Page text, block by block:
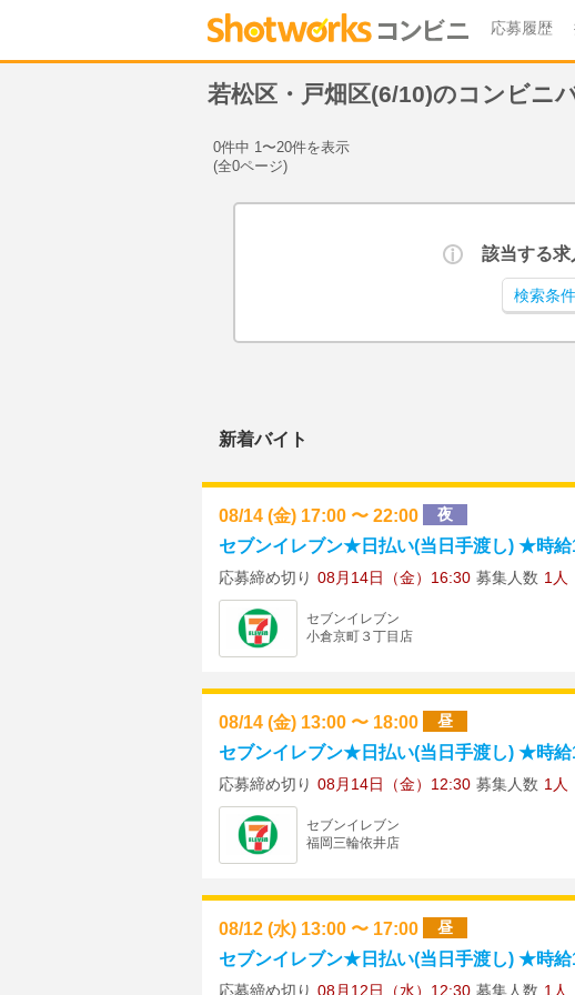
応募履歴
若松区・戸畑区(6/10)のコンビニ
0件中 1〜20件を表示
(全0ページ)
該当する
検索条
新着バイト
08/14 (金) 17:00 〜 22:00 夜
セブンイレブン★日払い(当日手渡し) ★時給
応募締め切り 08月14日（金）16:30 募集人数 1人
セブンイレブン
小倉京町３丁目店
08/14 (金) 13:00 〜 18:00 昼
セブンイレブン★日払い(当日手渡し) ★時給
応募締め切り 08月14日（金）12:30 募集人数 1人
セブンイレブン
福岡三輪依井店
08/12 (水) 13:00 〜 17:00 昼
セブンイレブン★日払い(当日手渡し) ★時給
応募締め切り 08月12日（水）12:30 募集人数 1人